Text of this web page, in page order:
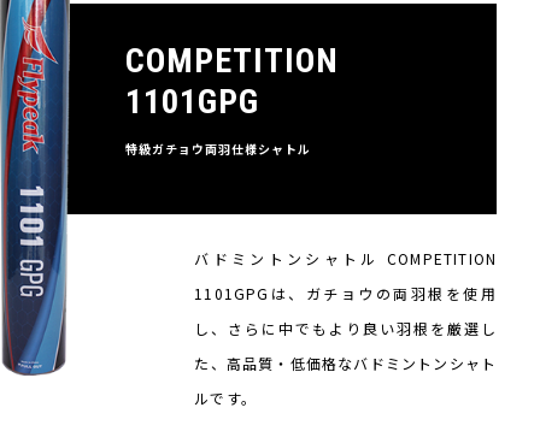
バドミントンシャトル COMPETITION
1101GPGは、ガチョウの両羽根を使用
し、さらに中でもより良い羽根を厳選し
た、高品質・低価格なバドミントンシャト
ルです。
COMPETITION
1101GPG
特級ガチョウ両羽仕様シャトル